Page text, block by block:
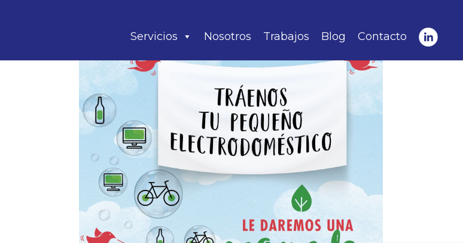
Servicios Nosotros Trabajos Blog Contacto
en el punto de